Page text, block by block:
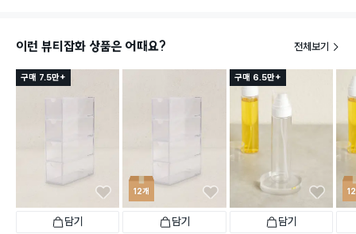
이런 뷰티잡화 상품은 어때요? 전체보기
구매 7.5만+
담기
12개
담기
구매 6.5만+
담기